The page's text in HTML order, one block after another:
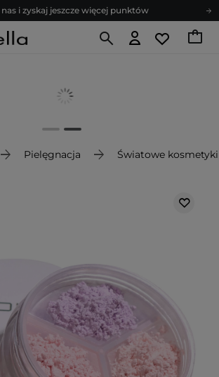
i zyskaj jeszcze więcej punktów
się na newsletter pełen porad
nas i zyskaj jeszcze więcej punktów
Pielęgnacja Światowe kosmetyki